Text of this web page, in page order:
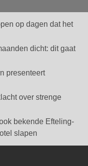
op dagen dat het
dicht: dit gaat
presenteert
over strenge
bekende Efteling-
slapen